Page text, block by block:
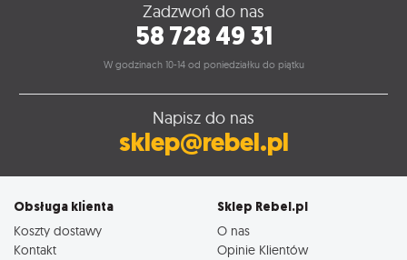
Zadzwoń do nas
58 728 49 31
W godzinach 10-14 od poniedziałku do piątku
Napisz do nas
sklep@rebel.pl
Obsługa klienta
Koszty dostawy
Kontakt
Sklep Rebel.pl
O nas
Opinie Klientów